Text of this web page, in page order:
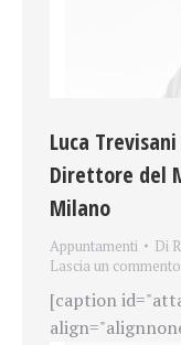
Luca
Direttore del
Milano
Appuntamenti Di
Lascia un commento
[caption